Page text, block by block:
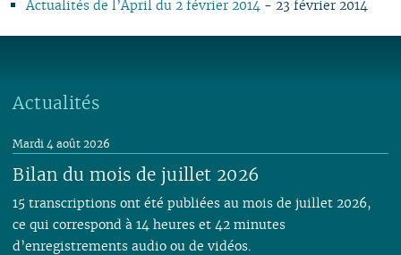
05
01
09
04
03
02
01
09
02
01
09
02
01
09
02
01
09
02
01
09
02
09
02
02
10
06
05
04
03
02
01
10
06
05
03
02
01
10
03
02
10
11
01
11
04
03
11
04
03
02
01
11
Actualités de l’April du 2 février 2014- 23 février 2014
Actualités
Bilan du mois de juillet 2026
Mardi 4 août 2026
15 transcriptions ont été publiées au mois de juillet 2026,
ce qui correspond à 14 heures et 42 minutes
d’enregistrements audio ou de vidéos.